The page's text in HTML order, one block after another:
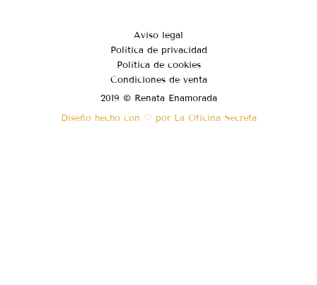
Aviso legal
Política de privacidad
Política de cookies
Condiciones de venta
2019 © Renata Enamorada
Diseño hecho con ♡ por La Oficina Secreta